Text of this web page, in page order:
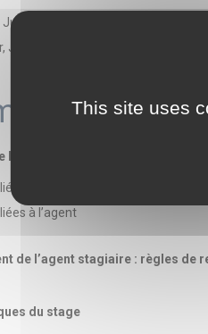
consultante au centre de
Juriste, consultante au centre de
l’agent stagiaire
à l’établissement
à l’agent
de l’agent stagiaire : règles de
du stage
This site uses